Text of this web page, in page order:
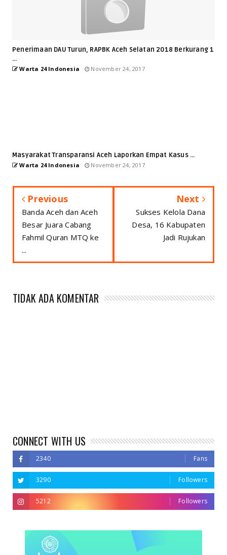
Penerimaan DAU Turun, RAPBK Aceh Selatan 2018 Berkurang 1
...
Warta 24 Indonesia November 24, 2017
Masyarakat Transparansi Aceh Laporkan Empat Kasus ...
Warta 24 Indonesia November 24, 2017
Previous
Banda Aceh dan Aceh
Besar Juara Cabang
Fahmil Quran MTQ ke
...
Next
Sukses Kelola Dana
Desa, 16 Kabupaten
Jadi Rujukan
TIDAK ADA KOMENTAR
CONNECT WITH US
2340 Fans
3290 Followers
5212 Followers